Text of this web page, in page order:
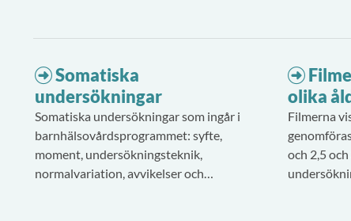
Somatiska
undersökningar
Somatiska undersökningar som ingår i
barnhälsovårdsprogrammet: syfte,
moment, undersökningsteknik,
normalvariation, avvikelser och
olika
Filmerna
och 2,5